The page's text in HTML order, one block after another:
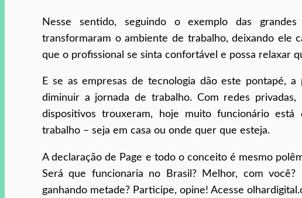
Nesse sentido, seguindo o exemplo das
transformaram o ambiente de trabalho, deixando ele
que o profissional se sinta confortável e possa relaxar
E se as empresas de tecnologia dão este pontapé,
diminuir a jornada de trabalho. Com redes
dispositivos trouxeram, hoje muito funcionário
trabalho – seja em casa ou onde quer que esteja.
A declaração de Page e todo o conceito é mesmo
Será que funcionaria no Brasil? Melhor, com
ganhando metade? Participe, opine! Acesse